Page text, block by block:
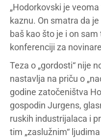
„Hodorkovski je
kaznu. On smatra da
baš kao što je i on
konferenciji za
Teza o „gordosti“ nije
nastavlja na priču o
godine zatočeništva
gospodin Jurgens,
ruskih industrijalaca i
tim „zaslužnim“